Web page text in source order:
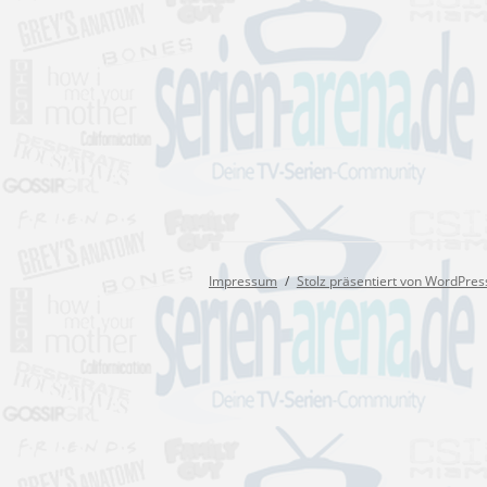
Impressum Stolz präsentiert von